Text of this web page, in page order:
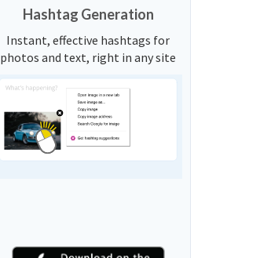
Hashtag Generation
Instant, effective hashtags for
photos and text, right in any site